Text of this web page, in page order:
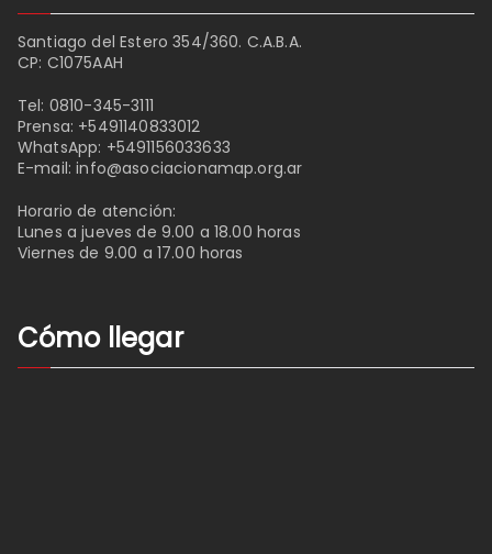
Santiago del Estero 354/360. C.A.B.A.
CP: C1075AAH
Tel: 0810-345-3111
Prensa: +5491140833012
WhatsApp: +5491156033633
E-mail:info@asociacionamap.org.ar
Horario de atención:
Lunes a jueves de 9.00 a 18.00 horas
Viernes de 9.00 a 17.00 horas
Cómo llegar